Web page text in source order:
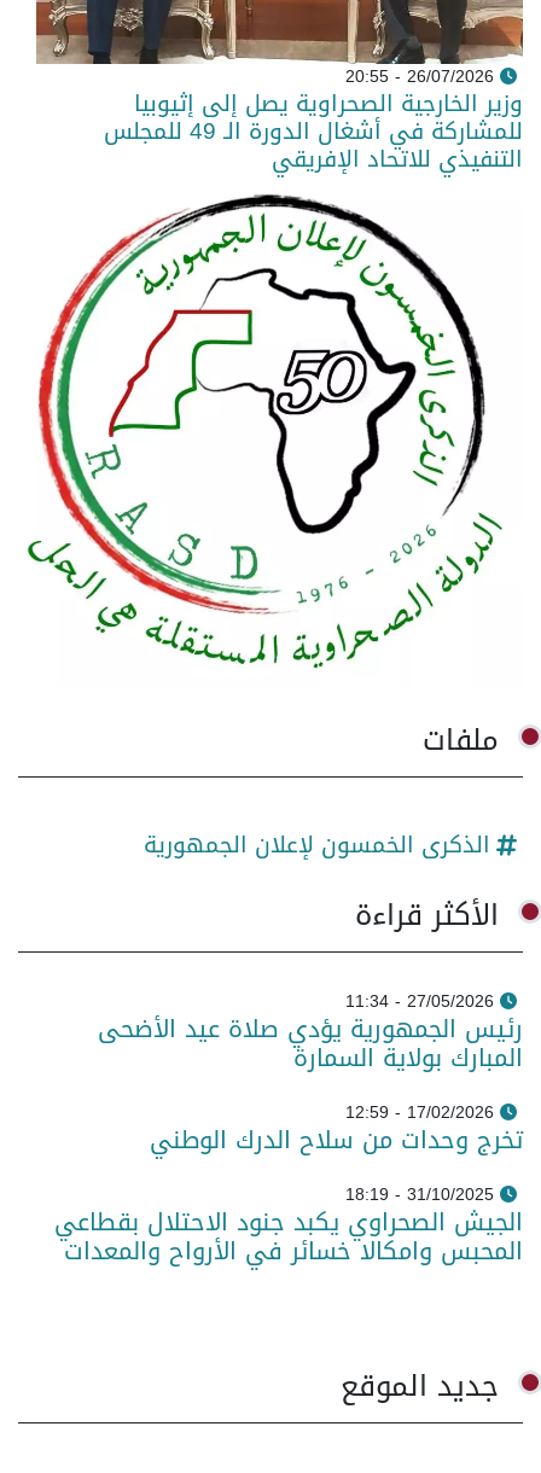
26/07/2026 - 20:55
وزير الخارجية الصحراوية يصل إلى إثيوبيا
للمشاركة في أشغال الدورة الـ 49 للمجلس
التنفيذي للاتحاد الإفريقي
ملفات
الذكرى الخمسون لإعلان الجمهورية
الأكثر قراءة
27/05/2026 - 11:34
رئيس الجمهورية يؤدي صلاة عيد الأضحى
المبارك بولاية السمارة
17/02/2026 - 12:59
تخرج وحدات من سلاح الدرك الوطني
31/10/2025 - 18:19
الجيش الصحراوي يكبد جنود الاحتلال بقطاعي
المحبس وامكالا خسائر في الأرواح والمعدات
جديد الموقع